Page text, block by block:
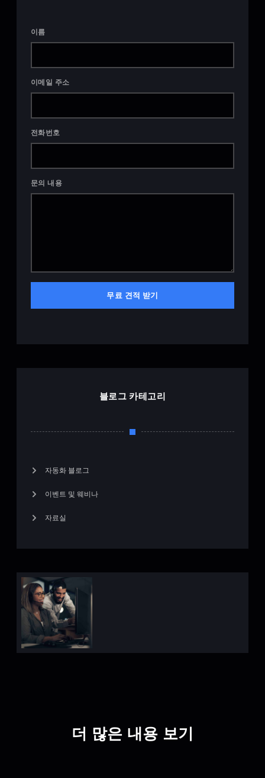
이름
이메일 주소
전화번호
문의 내용
무료 견적 받기
블로그 카테고리
자동화 블로그
이벤트 및 웨비나
자료실
더 많은 내용 보기